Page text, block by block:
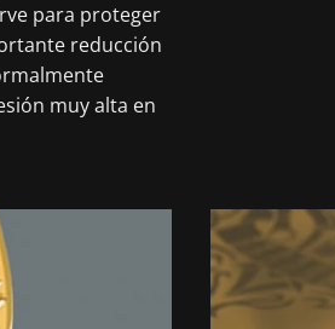
para proteger
reducción
muy alta en